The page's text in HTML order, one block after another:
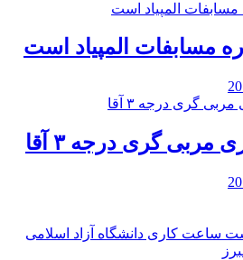
مسابفات المپیاد است
مربی گری درجه ۳ آقا